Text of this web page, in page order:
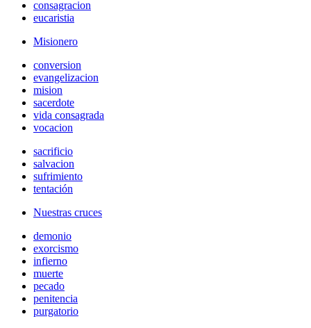
consagracion
eucaristia
Misionero
conversion
evangelizacion
mision
sacerdote
vida consagrada
vocacion
sacrificio
salvacion
sufrimiento
tentación
Nuestras cruces
demonio
exorcismo
infierno
muerte
pecado
penitencia
purgatorio